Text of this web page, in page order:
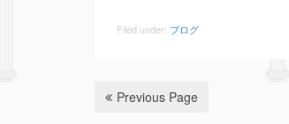
Filed under: ブログ
Previous Page